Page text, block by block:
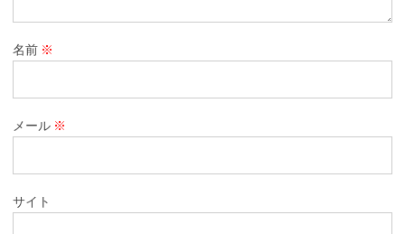
名前 ※
メール ※
サイト